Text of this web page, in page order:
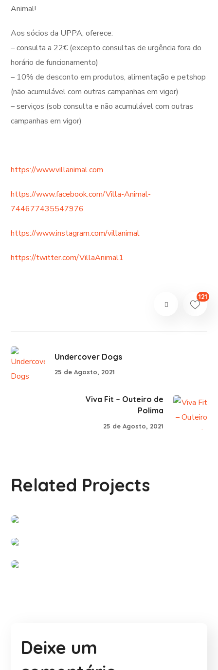
Animal!
Aos sócios da UPPA, oferece:
– consulta a 22€ (excepto consultas de urgência fora do
horário de funcionamento)
– 10% de desconto em produtos, alimentação e petshop
(não acumulável com outras campanhas em vigor)
– serviços (sob consulta e não acumulável com outras
campanhas em vigor)
https://www.villanimal.com
https://www.facebook.com/Villa-Animal-
744677435547976
https://www.instagram.com/villanimal
https://twitter.com/VillaAnimal1
121
Undercover Dogs
25 de Agosto, 2021
Viva Fit – Outeiro de
Polima
25 de Agosto, 2021
Related Projects
Best Choice Lodging
Deixe um